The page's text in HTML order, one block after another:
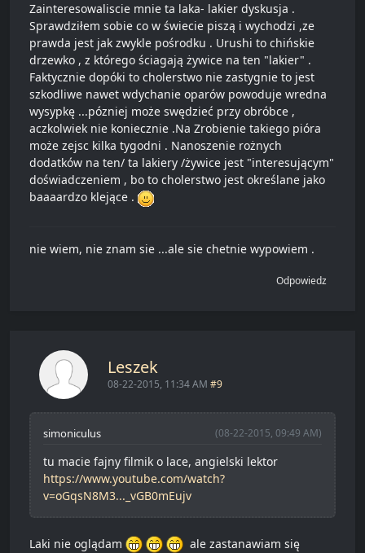
Zainteresowaliscie mnie ta laka- lakier dyskusja .
Sprawdziłem sobie co w świecie piszą i wychodzi ,ze
prawda jest jak zwykle pośrodku . Urushi to chińskie
drzewko , z którego ściagają żywice na ten "lakier" .
Faktycznie dopóki to cholerstwo nie zastygnie to jest
szkodliwe nawet wdychanie oparów powoduje wredna
wysypkę ...pózniej może swędzieć przy obróbce ,
aczkolwiek nie koniecznie .Na Zrobienie takiego pióra
może zejsc kilka tygodni . Nanoszenie rożnych
dodatków na ten/ ta lakiery /żywice jest "interesującym"
doświadczeniem , bo to cholerstwo jest określane jako
baaaardzo klejące .
nie wiem, nie znam sie ...ale sie chetnie wypowiem .
Odpowiedz
Leszek
08-22-2015, 11:34 AM #9
(08-22-2015, 09:49 AM)
simoniculus
tu macie fajny filmik o lace, angielski lektor
https://www.youtube.com/watch?
v=oGqsN8M3..._vGB0mEujv
Laki nie oglądam
ale zastanawiam się